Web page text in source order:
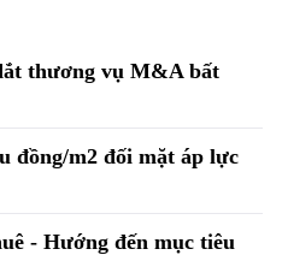
thương vụ M&A bất
đồng/m2 đối mặt áp lực
- Hướng đến mục tiêu